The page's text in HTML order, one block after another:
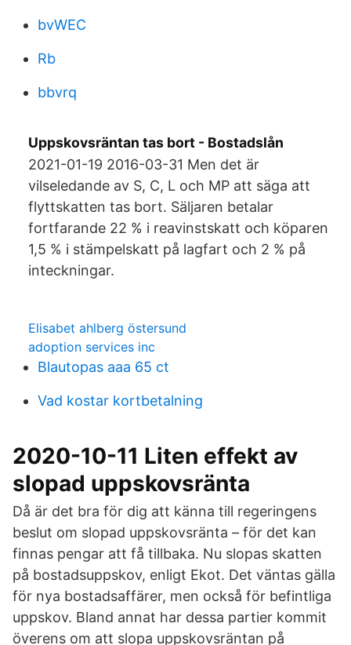
bvWEC
Rb
bbvrq
Uppskovsräntan tas bort - Bostadslån
2021-01-19 2016-03-31 Men det är
vilseledande av S, C, L och MP att säga att
flyttskatten tas bort. Säljaren betalar
fortfarande 22 % i reavinstskatt och köparen
1,5 % i stämpelskatt på lagfart och 2 % på
inteckningar.
Elisabet ahlberg östersund
adoption services inc
Blautopas aaa 65 ct
Vad kostar kortbetalning
2020-10-11 Liten effekt av
slopad uppskovsränta
Då är det bra för dig att känna till regeringens
beslut om slopad uppskovsränta – för det kan
finnas pengar att få tillbaka. Nu slopas skatten
på bostadsuppskov, enligt Ekot. Det väntas gälla
för nya bostadsaffärer, men också för befintliga
uppskov. Bland annat har dessa partier kommit
överens om att slopa uppskovsräntan på